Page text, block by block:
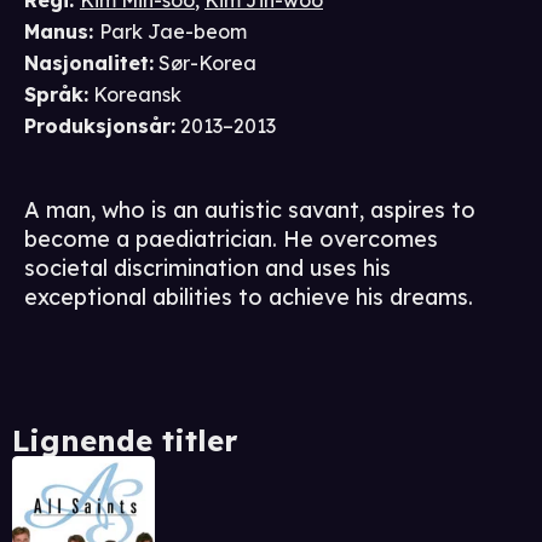
Manus: Park Jae-beom
Nasjonalitet: Sør-Korea
Språk: Koreansk
Produksjonsår: 2013–2013
A man, who is an autistic savant, aspires to
become a paediatrician. He overcomes
societal discrimination and uses his
exceptional abilities to achieve his dreams.
Lignende titler